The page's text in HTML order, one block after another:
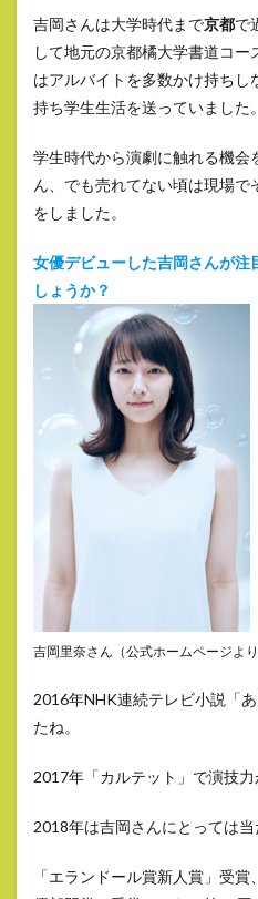
吉岡さんは大学時代まで京都で
して地元の京都橘大学書道コ
はアルバイトを多数かけ持ちし
持ち学生生活を送っていました。
学生時代から演劇に触れる機会
ん、でも売れてない頃は現場
をしました。
女優デビューした吉岡さんが注
しょうか？
吉岡里奈さん（公式ホームページより
2016年NHK連続テレビ小説「
たね。
2017年「カルテット」で演技力
2018年は吉岡さんにとっては当
「エランドール賞新人賞」受